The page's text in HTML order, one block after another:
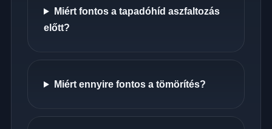
Miért fontos a tapadóhíd aszfaltozás
előtt?
Miért ennyire fontos a tömörítés?